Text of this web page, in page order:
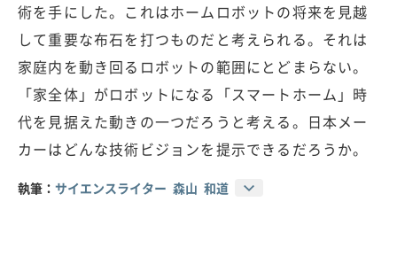
術を手にした。これはホームロボットの将来を見越
して重要な布石を打つものだと考えられる。それは
家庭内を動き回るロボットの範囲にとどまらない。
「家全体」がロボットになる「スマートホーム」時
代を見据えた動きの一つだろうと考える。日本メー
カーはどんな技術ビジョンを提示できるだろうか。
執筆： サイエンスライター 森山 和道